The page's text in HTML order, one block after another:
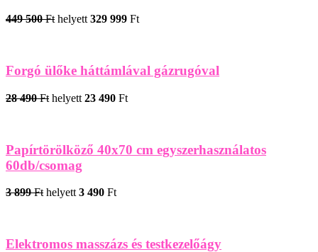
449 500 Fthelyett329 999 Ft
Forgó ülőke háttámlával gázrugóval
28 490 Ft helyett 23 490 Ft
Papírtörölköző 40x70 cm egyszerhasználatos
60db/csomag
3 899 Ft helyett 3 490 Ft
Elektromos masszázs és testkezelőágy